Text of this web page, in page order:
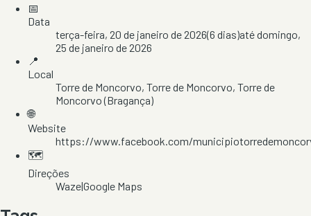
📅
Data
terça-feira, 20 de janeiro de 2026(6 dias)atédomingo,
25 de janeiro de 2026
📍
Local
Torre de Moncorvo, Torre de Moncorvo, Torre de
Moncorvo(Bragança)
🌐
Website
https://www.facebook.com/
🗺️
Direções
Waze|Google Maps